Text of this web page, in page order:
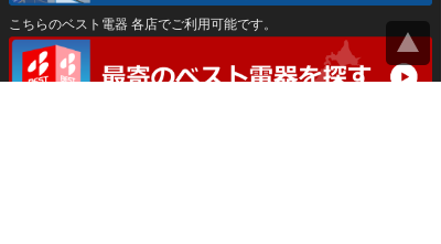
こちらのベスト電器 各店でご利用可能です。